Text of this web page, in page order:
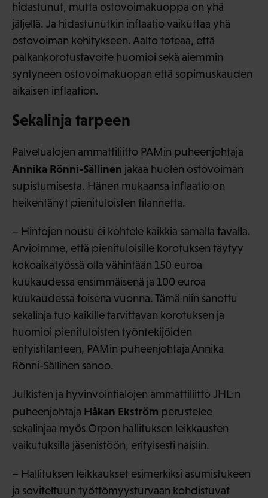
hidastunut, mutta ostovoimakuoppa on yhä
jäljellä. Ja hidastunutkin inflaatio vaikuttaa yhä
ostovoiman kehitykseen. Aalto toteaa, että
palkankorotustavoite huomioi sekä aiemmin
syntyneen ostovoimakuopan että sopimuskauden
aikaisen inflaation.
Sekalinja tarpeen
Palvelualojen ammattiliitto PAMin puheenjohtaja
Annika Rönni-Sällinen jakaa huolen ostovoiman
supistumisesta. Hänen mukaansa inflaatio on
heikentänyt pienituloisten tilannetta.
– Hintojen nousu ei kohtele kaikkia samalla tavalla.
Arvioimme, että pienituloisille korotuksen täytyy
kokoaikatyössä olla vähintään 150 euroa
kuukaudessa ensimmäisenä ja 100 euroa
kuukaudessa toisena vuonna. Tämä niin sanottu
sekalinja tuo kaikille tarvittavan korotuksen ja
huomioi pienituloisten työntekijöiden
erityistilanteen, PAMin puheenjohtaja Annika
Rönni-Sällinen sanoo.
Julkisten ja hyvinvointialojen ammattiliitto JHL:n
puheenjohtaja Håkan Ekström perustelee
sekalinjaa myös Orpon hallituksen leikkausten
vaikutuksilla jäsenistöön, erityisesti naisiin.
– Hallituksen leikkaukset esimerkiksi asumistukeen
ja soviteltuun työttömyysturvaan kohdistuvat